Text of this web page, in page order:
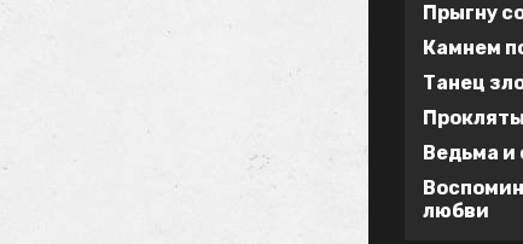
Прыгну
Камнем
Танец
Ведьма и
любви